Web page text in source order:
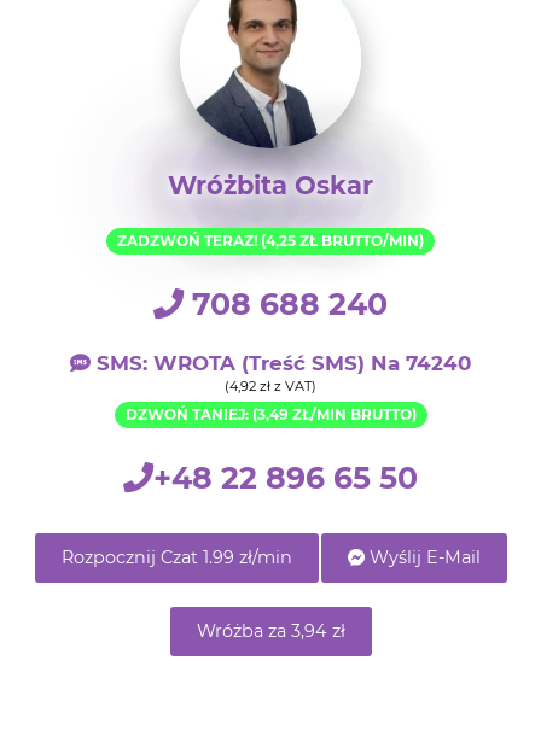
Wróżbita Oskar
ZADZWOŃ TERAZ! (4,25 ZŁ BRUTTO/MIN)
708 688 240
SMS: WROTA (treść SMS) Na 74240
(4,92 zł z VAT)
DZWOŃ TANIEJ: (3,49 ZŁ/MIN BRUTTO)
+48 22 896 65 50
Rozpocznij Czat 1.99 zł/min Wyślij E-Mail
Wróżba za 3,94 zł